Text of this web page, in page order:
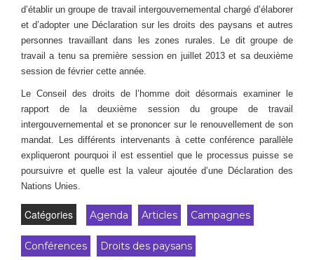
d’établir un groupe de travail intergouvernemental chargé d’élaborer
et d’adopter une Déclaration sur les droits des paysans et autres
personnes travaillant dans les zones rurales. Le dit groupe de
travail a tenu sa première session en juillet 2013 et sa deuxième
session de février cette année.
Le Conseil des droits de l’homme doit désormais examiner le
rapport de la deuxième session du groupe de travail
intergouvernemental et se prononcer sur le renouvellement de son
mandat. Les différents intervenants à cette conférence parallèle
expliqueront pourquoi il est essentiel que le processus puisse se
poursuivre et quelle est la valeur ajoutée d’une Déclaration des
Nations Unies.
Catégories Agenda Articles Campagnes
Conférences
Droits des paysans